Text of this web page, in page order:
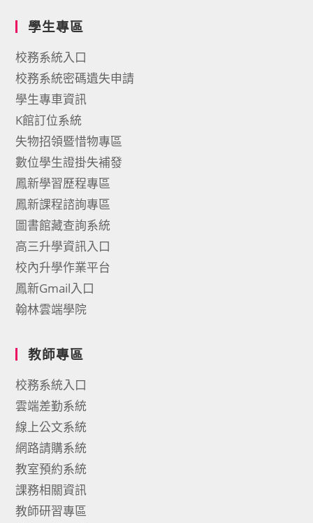
學生專區
校務系統入口
校務系統密碼遺失申請
學生專車資訊
K館訂位系統
失物招領暨惜物專區
數位學生證掛失補發
鳳新學習歷程專區
鳳新課程諮詢專區
圖書館藏查詢系統
高三升學資訊入口
校內升學作業平台
鳳新Gmail入口
翰林雲端學院
教師專區
校務系統入口
雲端差勤系統
線上公文系統
網路請購系統
教室預約系統
課務相關資訊
教師研習專區